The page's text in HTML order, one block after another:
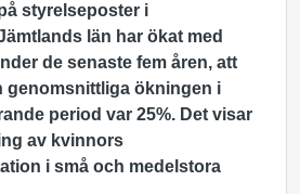
styrelseposter i
län har ökat med
de senaste fem åren, att
genomsnittliga ökningen i
period var 25%. Det visar
av kvinnors
i små och medelstora